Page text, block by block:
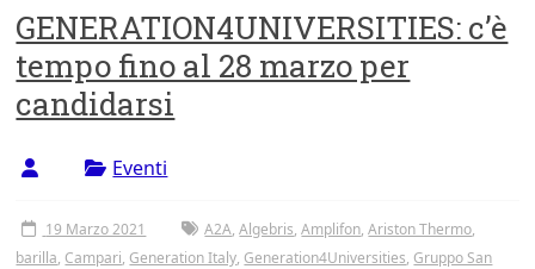
di
Roma
Tor
Vergata
GENERATION4UNIVERSITIES: c’è
tempo fino al 28 marzo per
candidarsi
Eventi
19 Marzo 2021 A2A,Algebris,Amplifon,Ariston Thermo,
barilla, Campari, Generation Italy, Generation4Universities, Gruppo San